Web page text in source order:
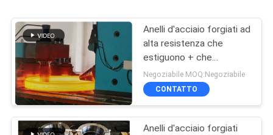
Anelli d'acciaio forgiati ad
alta resistenza che
estiguono + che
temperano trattamento
termico
Negoziabile MOQ:Negoziabile
CONTATTO
Anelli d'acciaio forgiati